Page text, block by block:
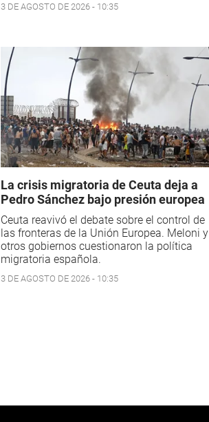
3 DE AGOSTO DE 2026 - 10:35
La crisis migratoria de Ceuta deja a
Pedro Sánchez bajo presión europea
Ceuta reavivó el debate sobre el control de
las fronteras de la Unión Europea. Meloni y
otros gobiernos cuestionaron la política
migratoria española.
3 DE AGOSTO DE 2026 - 10:35